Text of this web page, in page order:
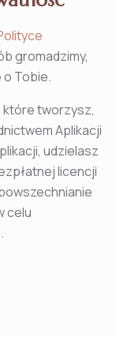
gromadzimy,
o Tobie.
które tworzysz,
Aplikacji
udzielasz
licencji
celu